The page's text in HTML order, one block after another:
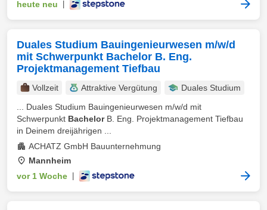
heute neu
Duales Studium Bauingenieurwesen m/w/d
mit Schwerpunkt Bachelor B. Eng.
Projektmanagement Tiefbau
Vollzeit Attraktive Vergütung
Duales Studium
... Duales Studium Bauingenieurwesen m/w/d mit
Schwerpunkt BachelorB. Eng. Projektmanagement Tiefbau
in Deinem dreijährigen ...
ACHATZ GmbH Bauunternehmung
Mannheim
vor 1 Woche